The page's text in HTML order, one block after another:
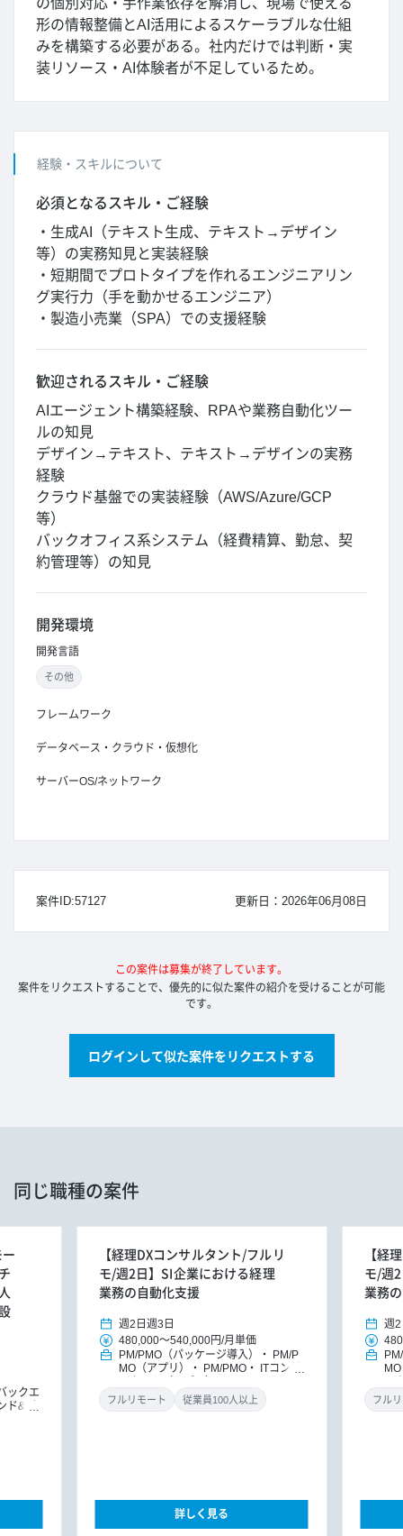
の個別対応・手作業依存を解消し、現場で使える
形の情報整備とAI活用によるスケーラブルな仕組
みを構築する必要がある。社内だけでは判断・実
装リソース・AI体験者が不足しているため。
経験・スキルについて
必須となるスキル・ご経験
・生成AI（テキスト生成、テキスト→デザイン
等）の実務知見と実装経験
・短期間でプロトタイプを作れるエンジニアリン
グ実行力（手を動かせるエンジニア）
・製造小売業（SPA）での支援経験
歓迎されるスキル・ご経験
AIエージェント構築経験、RPAや業務自動化ツー
ルの知見
デザイン→テキスト、テキスト→デザインの実務
経験
クラウド基盤での実装経験（AWS/Azure/GCP
等）
バックオフィス系システム（経費精算、勤怠、契
約管理等）の知見
開発環境
開発言語
その他
フレームワーク
データベース・クラウド・仮想化
サーバーOS/ネットワーク
更新日：2026年06月08日
案件ID:57127
この案件は募集が終了しています。
案件をリクエストすることで、優先的に似た案件の紹介を受けることが可能
です。
ログインして似た案件をリクエストする
同じ職種の案件
ックエ
ド&バ
【経理DXコンサルタント/フルリ
モ/週2日】SI企業における経理
業務の自動化支援
週2日 週3日
480,000～540,000円/月単価
PM/PMO（パッケージ導入）
PM/P
MO（アプリ）
PM/PMO
ITコンサ
ント
パッケージ導入コンサルタント
フルリモート 従業員100人以上
詳しく見る
【経
モ/週
業務
週2
ン
フル